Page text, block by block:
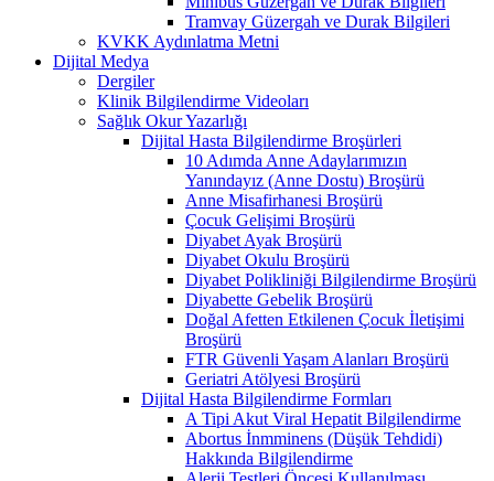
Tramvay Güzergah ve Durak Bilgileri
KVKK Aydınlatma Metni
Dijital Medya
Dergiler
Klinik Bilgilendirme Videoları
Sağlık Okur Yazarlığı
Dijital Hasta Bilgilendirme Broşürleri
10 Adımda Anne Adaylarımızın
Yanındayız (Anne Dostu) Broşürü
Anne Misafirhanesi Broşürü
Çocuk Gelişimi Broşürü
Diyabet Ayak Broşürü
Diyabet Okulu Broşürü
Diyabet Polikliniği Bilgilendirme Broşürü
Diyabette Gebelik Broşürü
Doğal Afetten Etkilenen Çocuk İletişimi
Broşürü
FTR Güvenli Yaşam Alanları Broşürü
Geriatri Atölyesi Broşürü
Dijital Hasta Bilgilendirme Formları
A Tipi Akut Viral Hepatit Bilgilendirme
Abortus İnmminens (Düşük Tehdidi)
Hakkında Bilgilendirme